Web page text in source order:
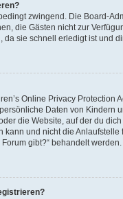
zwingend. Die Board-
die Gästen nicht zur
da sie schnell erledigt ist und
Online Privacy Protection
Daten von Kindern
die Website, auf der du
kann und nicht die
gibt?“ behandelt werden.